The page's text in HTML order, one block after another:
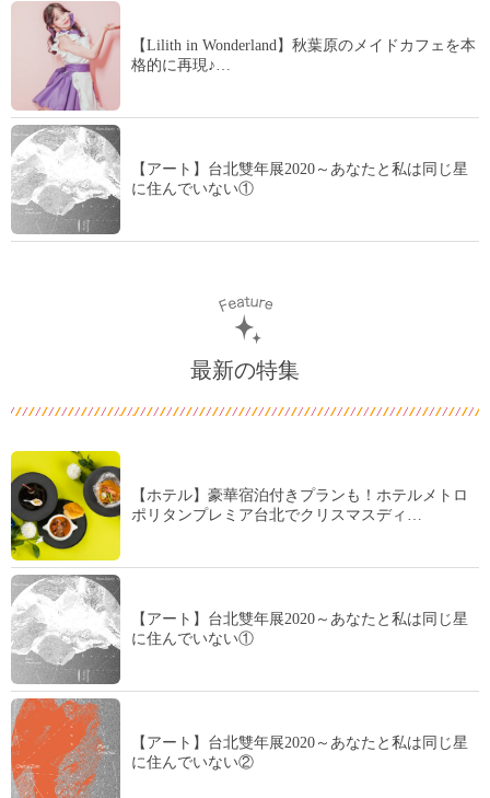
【Lilith in Wonderland】秋葉原のメイドカフェを本
格的に再現♪…
【アート】台北雙年展2020～あなたと私は同じ星
に住んでいない①
最新の特集
【ホテル】豪華宿泊付きプランも！ホテルメトロ
ポリタンプレミア台北でクリスマスディ…
【アート】台北雙年展2020～あなたと私は同じ星
に住んでいない①
【アート】台北雙年展2020～あなたと私は同じ星
に住んでいない②